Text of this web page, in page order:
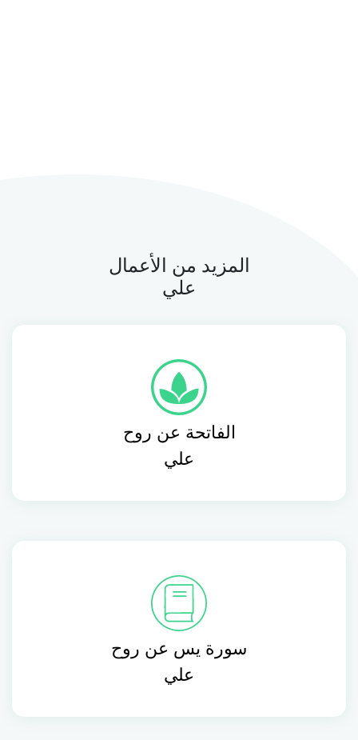
المزيد من الأعمال
علي
الفاتحة عن روح
علي
سورة يس عن روح
علي